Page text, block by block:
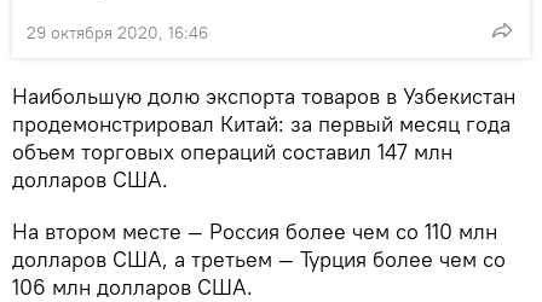
29 октября 2020, 16:46
Наибольшую долю экспорта товаров в Узбекистан
продемонстрировал Китай: за первый месяц года
объем торговых операций составил 147 млн
долларов США.
На втором месте — Россия более чем со 110 млн
долларов США, а третьем — Турция более чем со
106 млн долларов США.